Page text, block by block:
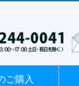
ご購入